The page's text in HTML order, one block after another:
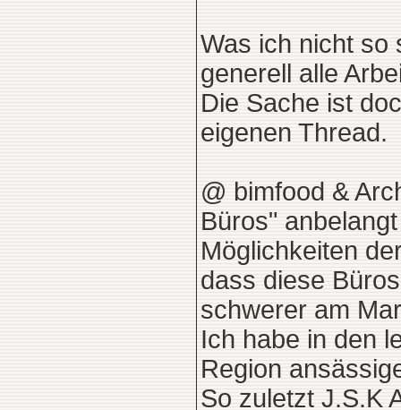
Was ich nicht so
generell alle
Die Sache ist
eigenen Thread.
@ bimfood &
Büros"
Möglichkeiten
dass diese
schwerer am
Ich habe in den
Region
So zuletzt J.S.K